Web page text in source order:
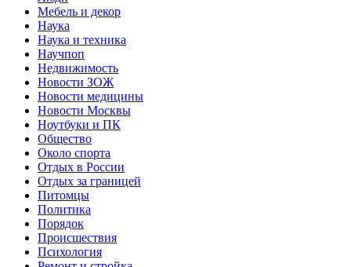
Мебель и декор
Наука
Наука и техника
Научпоп
Недвижимость
Новости ЗОЖ
Новости медицины
Новости Москвы
Ноутбуки и ПК
Общество
Около спорта
Отдых в России
Отдых за границей
Питомцы
Политика
Порядок
Происшествия
Психология